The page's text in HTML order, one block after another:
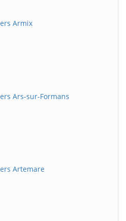
Armix
Ars-sur-Formans
Artemare